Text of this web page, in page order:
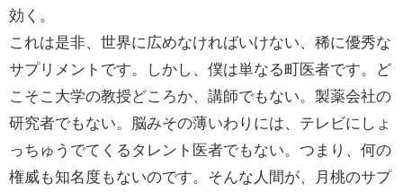
効く。
これは是非、世界に広めなければいけない、稀に優秀な
サプリメントです。しかし、僕は単なる町医者です。ど
こそこ大学の教授どころか、講師でもない。製薬会社の
研究者でもない。脳みその薄いわりには、テレビにしょ
っちゅうでてくるタレント医者でもない。つまり、何の
権威も知名度もないのです。そんな人間が、月桃のサプ